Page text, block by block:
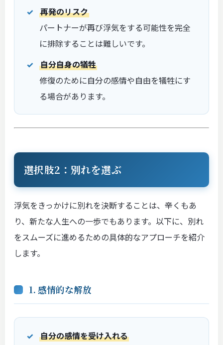
再発のリスク
パートナーが再び浮気をする可能性を完全
に排除することは難しいです。
自分自身の犠牲
修復のために自分の感情や自由を犠牲にす
る場合があります。
選択肢2：別れを選ぶ
浮気をきっかけに別れを決断することは、辛くもあ
り、新たな人生への一歩でもあります。以下に、別れ
をスムーズに進めるための具体的なアプローチを紹介
します。
1. 感情的な解放
自分の感情を受け入れる